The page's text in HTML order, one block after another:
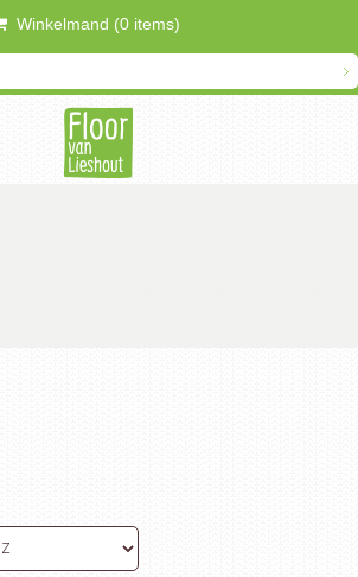
Winkelmand (0 items)